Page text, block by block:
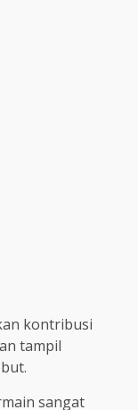
kontribusi
tampil
sangat